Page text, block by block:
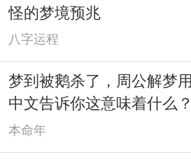
怪的梦境预兆
八字运程
梦到被鹅杀了，周公解梦用
中文告诉你这意味着什么？
本命年